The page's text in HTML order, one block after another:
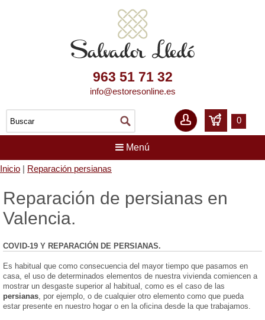
963 51 71 32
info@estoresonline.es
0
Menú
Inicio | Reparación persianas
Reparación de persianas en
Valencia.
COVID-19 Y REPARACIÓN DE PERSIANAS.
Es habitual que como consecuencia del mayor tiempo que pasamos en
casa, el uso de determinados elementos de nuestra vivienda comiencen a
mostrar un desgaste superior al habitual, como es el caso de las
persianas, por ejemplo, o de cualquier otro elemento como que pueda
estar presente en nuestro hogar o en la oficina desde la que trabajamos.